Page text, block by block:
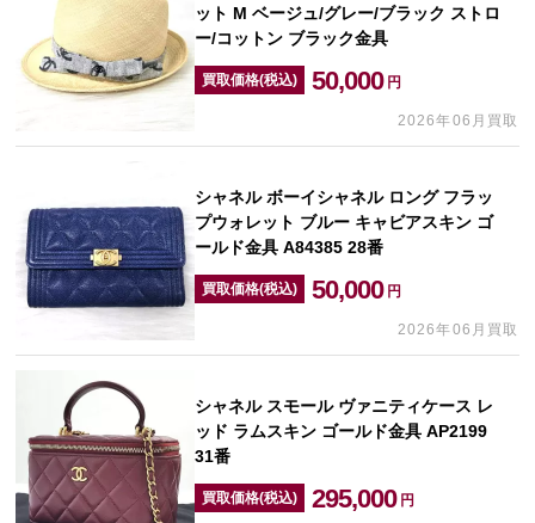
ット M ベージュ/グレー/ブラック ストロ
ー/コットン ブラック金具
買取価格(税込) 50,000 円
2026年06月買取
シャネル ボーイシャネル ロング フラッ
プウォレット ブルー キャビアスキン ゴ
ールド金具 A84385 28番
買取価格(税込) 50,000 円
2026年06月買取
シャネル スモール ヴァニティケース レ
ッド ラムスキン ゴールド金具 AP2199
31番
買取価格(税込) 295,000 円